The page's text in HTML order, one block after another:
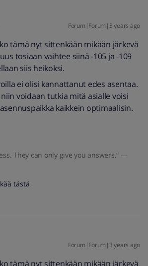
Forum|Forum|3 years ago
tämä nyt sittenkään mikään järkevä
tosiaan vaihtee siinä -105 ja -109
siis heikoksi.
ei olisi kannattanut edes asentaa.
voidaan tutkia mitä asialle voisi
kaikkein optimaalisin.
They can only give you answers.” ―
tästä
Forum|Forum|3 years ago
tämä nyt sittenkään mikään järkevä